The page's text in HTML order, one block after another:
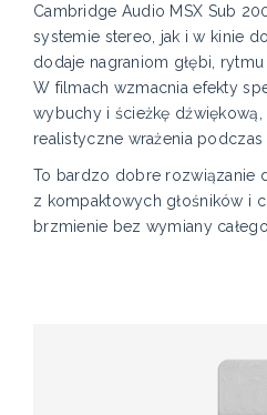
Cambridge Audio MSX Sub
systemie stereo, jak i w kinie
dodaje nagraniom głębi,
W filmach wzmacnia efekty
wybuchy i ścieżkę
realistyczne wrażenia podczas
To bardzo dobre rozwiązanie
z kompaktowych głośników i
brzmienie bez wymiany